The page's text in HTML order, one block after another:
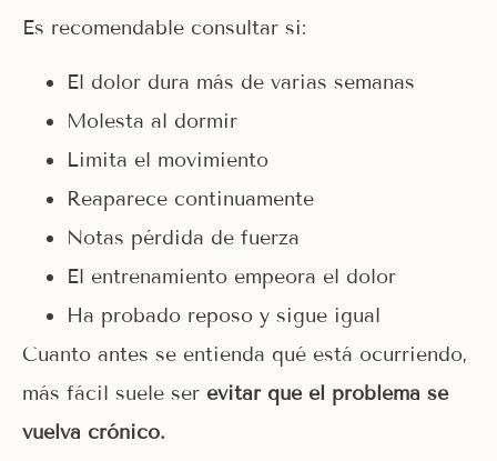
Es recomendable consultar si:
El dolor dura más de varias semanas
Molesta al dormir
Limita el movimiento
Reaparece continuamente
Notas pérdida de fuerza
El entrenamiento empeora el dolor
Ha probado reposo y sigue igual
Cuanto antes se entienda qué está ocurriendo,
más fácil suele ser evitar que el problema se
vuelva crónico.